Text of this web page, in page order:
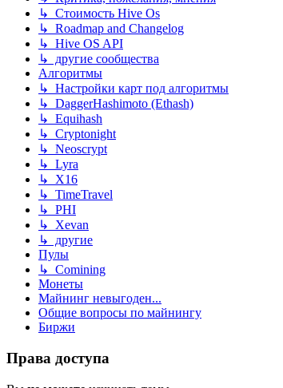
↳ Стоимость Hive Os
↳ Roadmap and Changelog
↳ Hive OS API
↳ другие сообщества
Алгоритмы
↳ Настройки карт под алгоритмы
↳ DaggerHashimoto (Ethash)
↳ Equihash
↳ Cryptonight
↳ Neoscrypt
↳ Lyra
↳ X16
↳ TimeTravel
↳ PHI
↳ Xevan
↳ другие
Пулы
↳ Comining
Монеты
Майнинг невыгоден...
Общие вопросы по майнингу
Биржи
Права доступа